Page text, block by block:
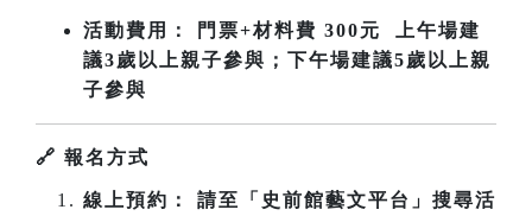
活動費用： 門票+材料費 300元 上午場建
議3歲以上親子參與；下午場建議5歲以上親
子參與
🔗 報名方式
線上預約： 請至「史前館藝文平台」搜尋活